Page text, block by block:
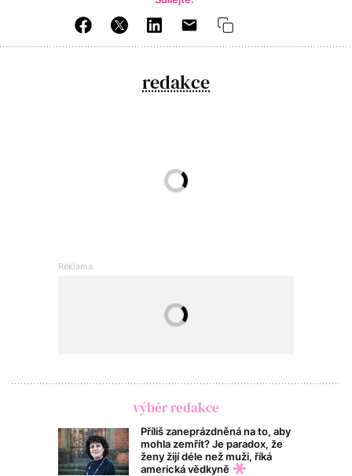
redakce
výběr redakce
Příliš zaneprázdněná na to, aby
mohla zemřít? Je paradox, že
ženy žijí déle než muži, říká
americká vědkyně